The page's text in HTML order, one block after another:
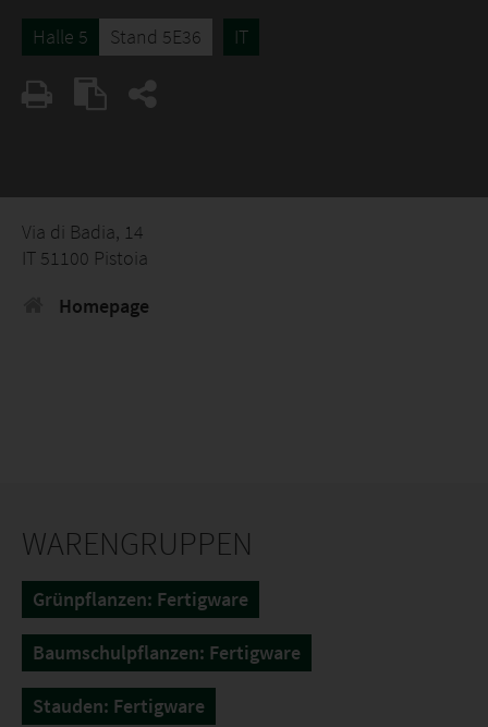
Halle 5 Stand 5E36 IT
Via di Badia, 14
IT 51100 Pistoia
Homepage
WARENGRUPPEN
Grünpflanzen: Fertigware
Baumschulpflanzen: Fertigware
Stauden: Fertigware